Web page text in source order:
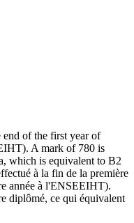
of the first year of
A mark of 780 is
which is equivalent to B2
à la fin de la première
année à l'ENSEEIHT).
diplômé, ce qui équivalent